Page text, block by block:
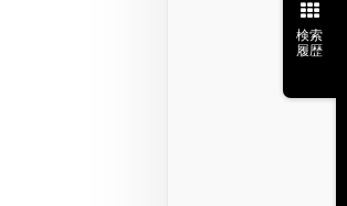
検索
履歴